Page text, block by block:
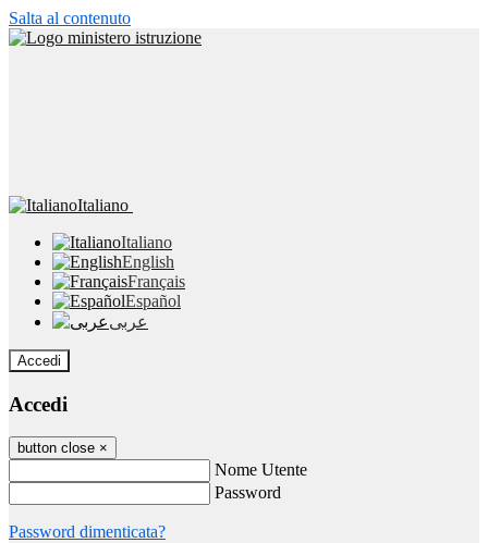
Salta al contenuto
Italiano
Italiano
English
Français
Español
عربى
Accedi
Accedi
button close ×
Nome Utente
Password
Password dimenticata?